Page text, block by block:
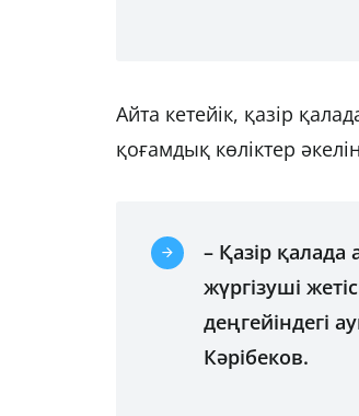
Айта кетейік, қазір
қоғамдық көліктер
– Қазір қалада
жүргізуші
деңгейіндегі
Кәрібеков.